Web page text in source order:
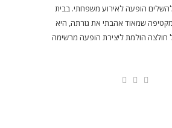
הופעה לאירוע משפחתי. בבית
שמאוד אהבתי את גזרתה, היא
הולמת ליצירת הופעה מרשימה